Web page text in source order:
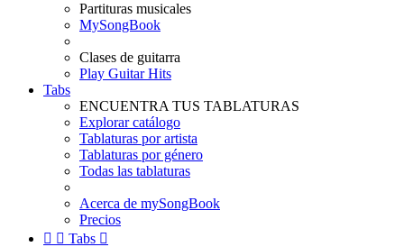
Partituras musicales
MySongBook
Clases de guitarra
Play Guitar Hits
Tabs
ENCUENTRA TUS TABLATURAS
Explorar catálogo
Tablaturas por artista
Tablaturas por género
Todas las tablaturas
Acerca de mySongBook
Precios
  Tabs 